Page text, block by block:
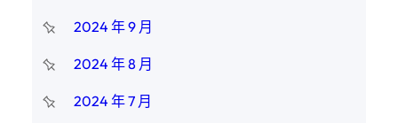
2024 年 9 月
2024 年 8 月
2024 年 7 月